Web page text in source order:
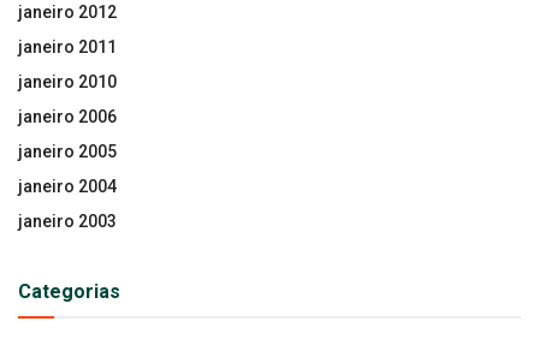
janeiro 2012
janeiro 2011
janeiro 2010
janeiro 2006
janeiro 2005
janeiro 2004
janeiro 2003
Categorias